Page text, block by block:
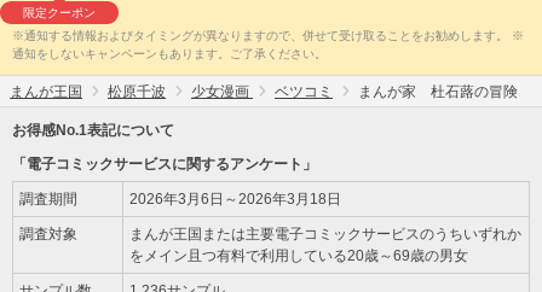
限定クーポン
※通知する情報およびタイミングが異なりますので、併せて受け取ることをお勧めします。 ※
通知をしないキャンペーンもあります。ご了承ください。
まんが王国 松原千波 少女漫画 ベツコミ まんが家 杜石蕗の冒険
お得感No.1表記について
「電子コミックサービスに関するアンケート」
調査期間 2026年3月6日～2026年3月18日
調査対象
まんが王国または主要電子コミックサービスのうちいずれか
をメイン且つ有料で利用している20歳～69歳の男女